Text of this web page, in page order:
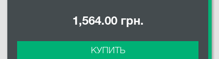
1,564.00 грн.
КУПИТЬ